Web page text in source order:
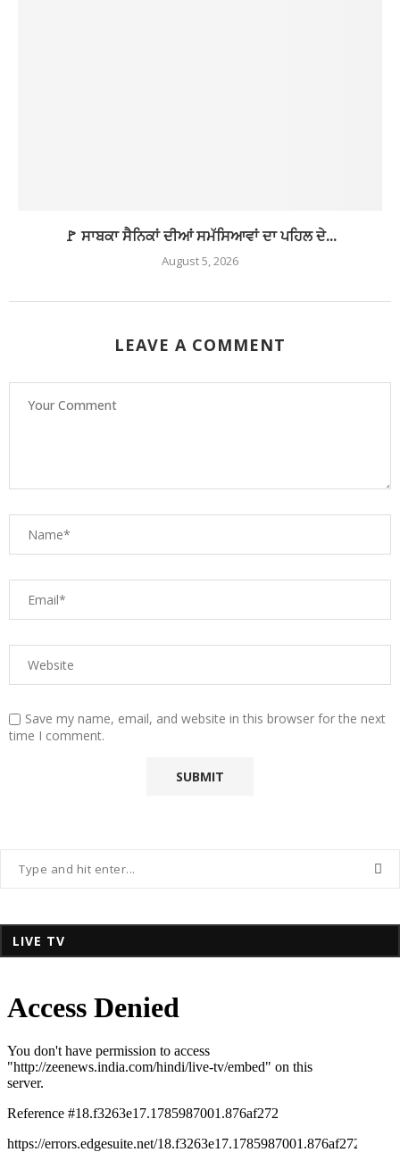
🚩 ਸਾਬਕਾ ਸੈਨਿਕਾਂ ਦੀਆਂ ਸਮੱਸਿਆਵਾਂ ਦਾ ਪਹਿਲ ਦੇ...
August 5, 2026
LEAVE A COMMENT
Save my name, email, and website in this browser for the next
time I comment.
LIVE TV